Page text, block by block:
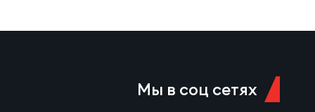
Мы в соц сетях